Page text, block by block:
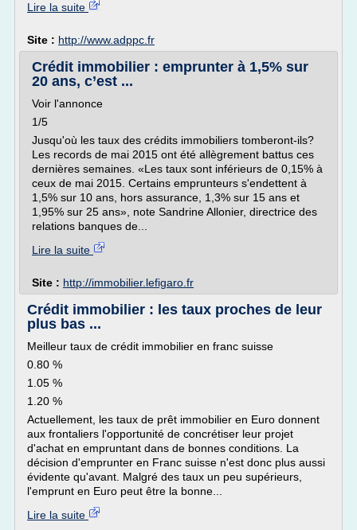
Lire la suite
Site : http://www.adppc.fr
Crédit immobilier : emprunter à 1,5% sur
20 ans, c’est ...
Voir l'annonce
1/5
Jusqu'où les taux des crédits immobiliers tomberont-ils?
Les records de mai 2015 ont été allègrement battus ces
dernières semaines. «Les taux sont inférieurs de 0,15% à
ceux de mai 2015. Certains emprunteurs s'endettent à
1,5% sur 10 ans, hors assurance, 1,3% sur 15 ans et
1,95% sur 25 ans», note Sandrine Allonier, directrice des
relations banques de...
Lire la suite
Site : http://immobilier.lefigaro.fr
Crédit immobilier : les taux proches de leur
plus bas ...
Meilleur taux de crédit immobilier en franc suisse
0.80 %
1.05 %
1.20 %
Actuellement, les taux de prêt immobilier en Euro donnent
aux frontaliers l'opportunité de concrétiser leur projet
d'achat en empruntant dans de bonnes conditions. La
décision d'emprunter en Franc suisse n'est donc plus aussi
évidente qu'avant. Malgré des taux un peu supérieurs,
l'emprunt en Euro peut être la bonne...
Lire la suite